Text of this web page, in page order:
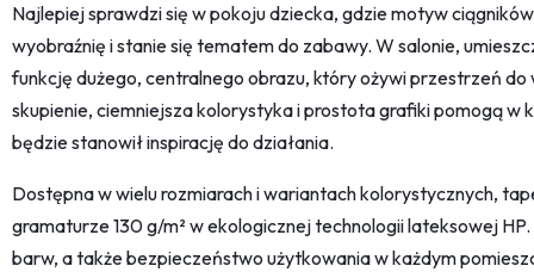
Najlepiej sprawdzi się w pokoju dziecka, gdzie motyw
wyobraźnię i stanie się tematem do zabawy. W salonie,
funkcję dużego, centralnego obrazu, który ożywi przestrzeń
skupienie, ciemniejsza kolorystyka i prostota grafiki pomogą w
będzie stanowił inspirację do działania.
Dostępna w wielu rozmiarach i wariantach kolorystycznych,
gramaturze 130 g/m² w ekologicznej technologii lateksowej
barw, a także bezpieczeństwo użytkowania w każdym